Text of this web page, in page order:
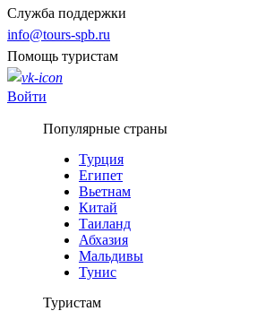
Служба поддержки
info@tours-spb.ru
Помощь туристам
Войти
Популярные страны
Турция
Египет
Вьетнам
Китай
Таиланд
Абхазия
Мальдивы
Тунис
Туристам